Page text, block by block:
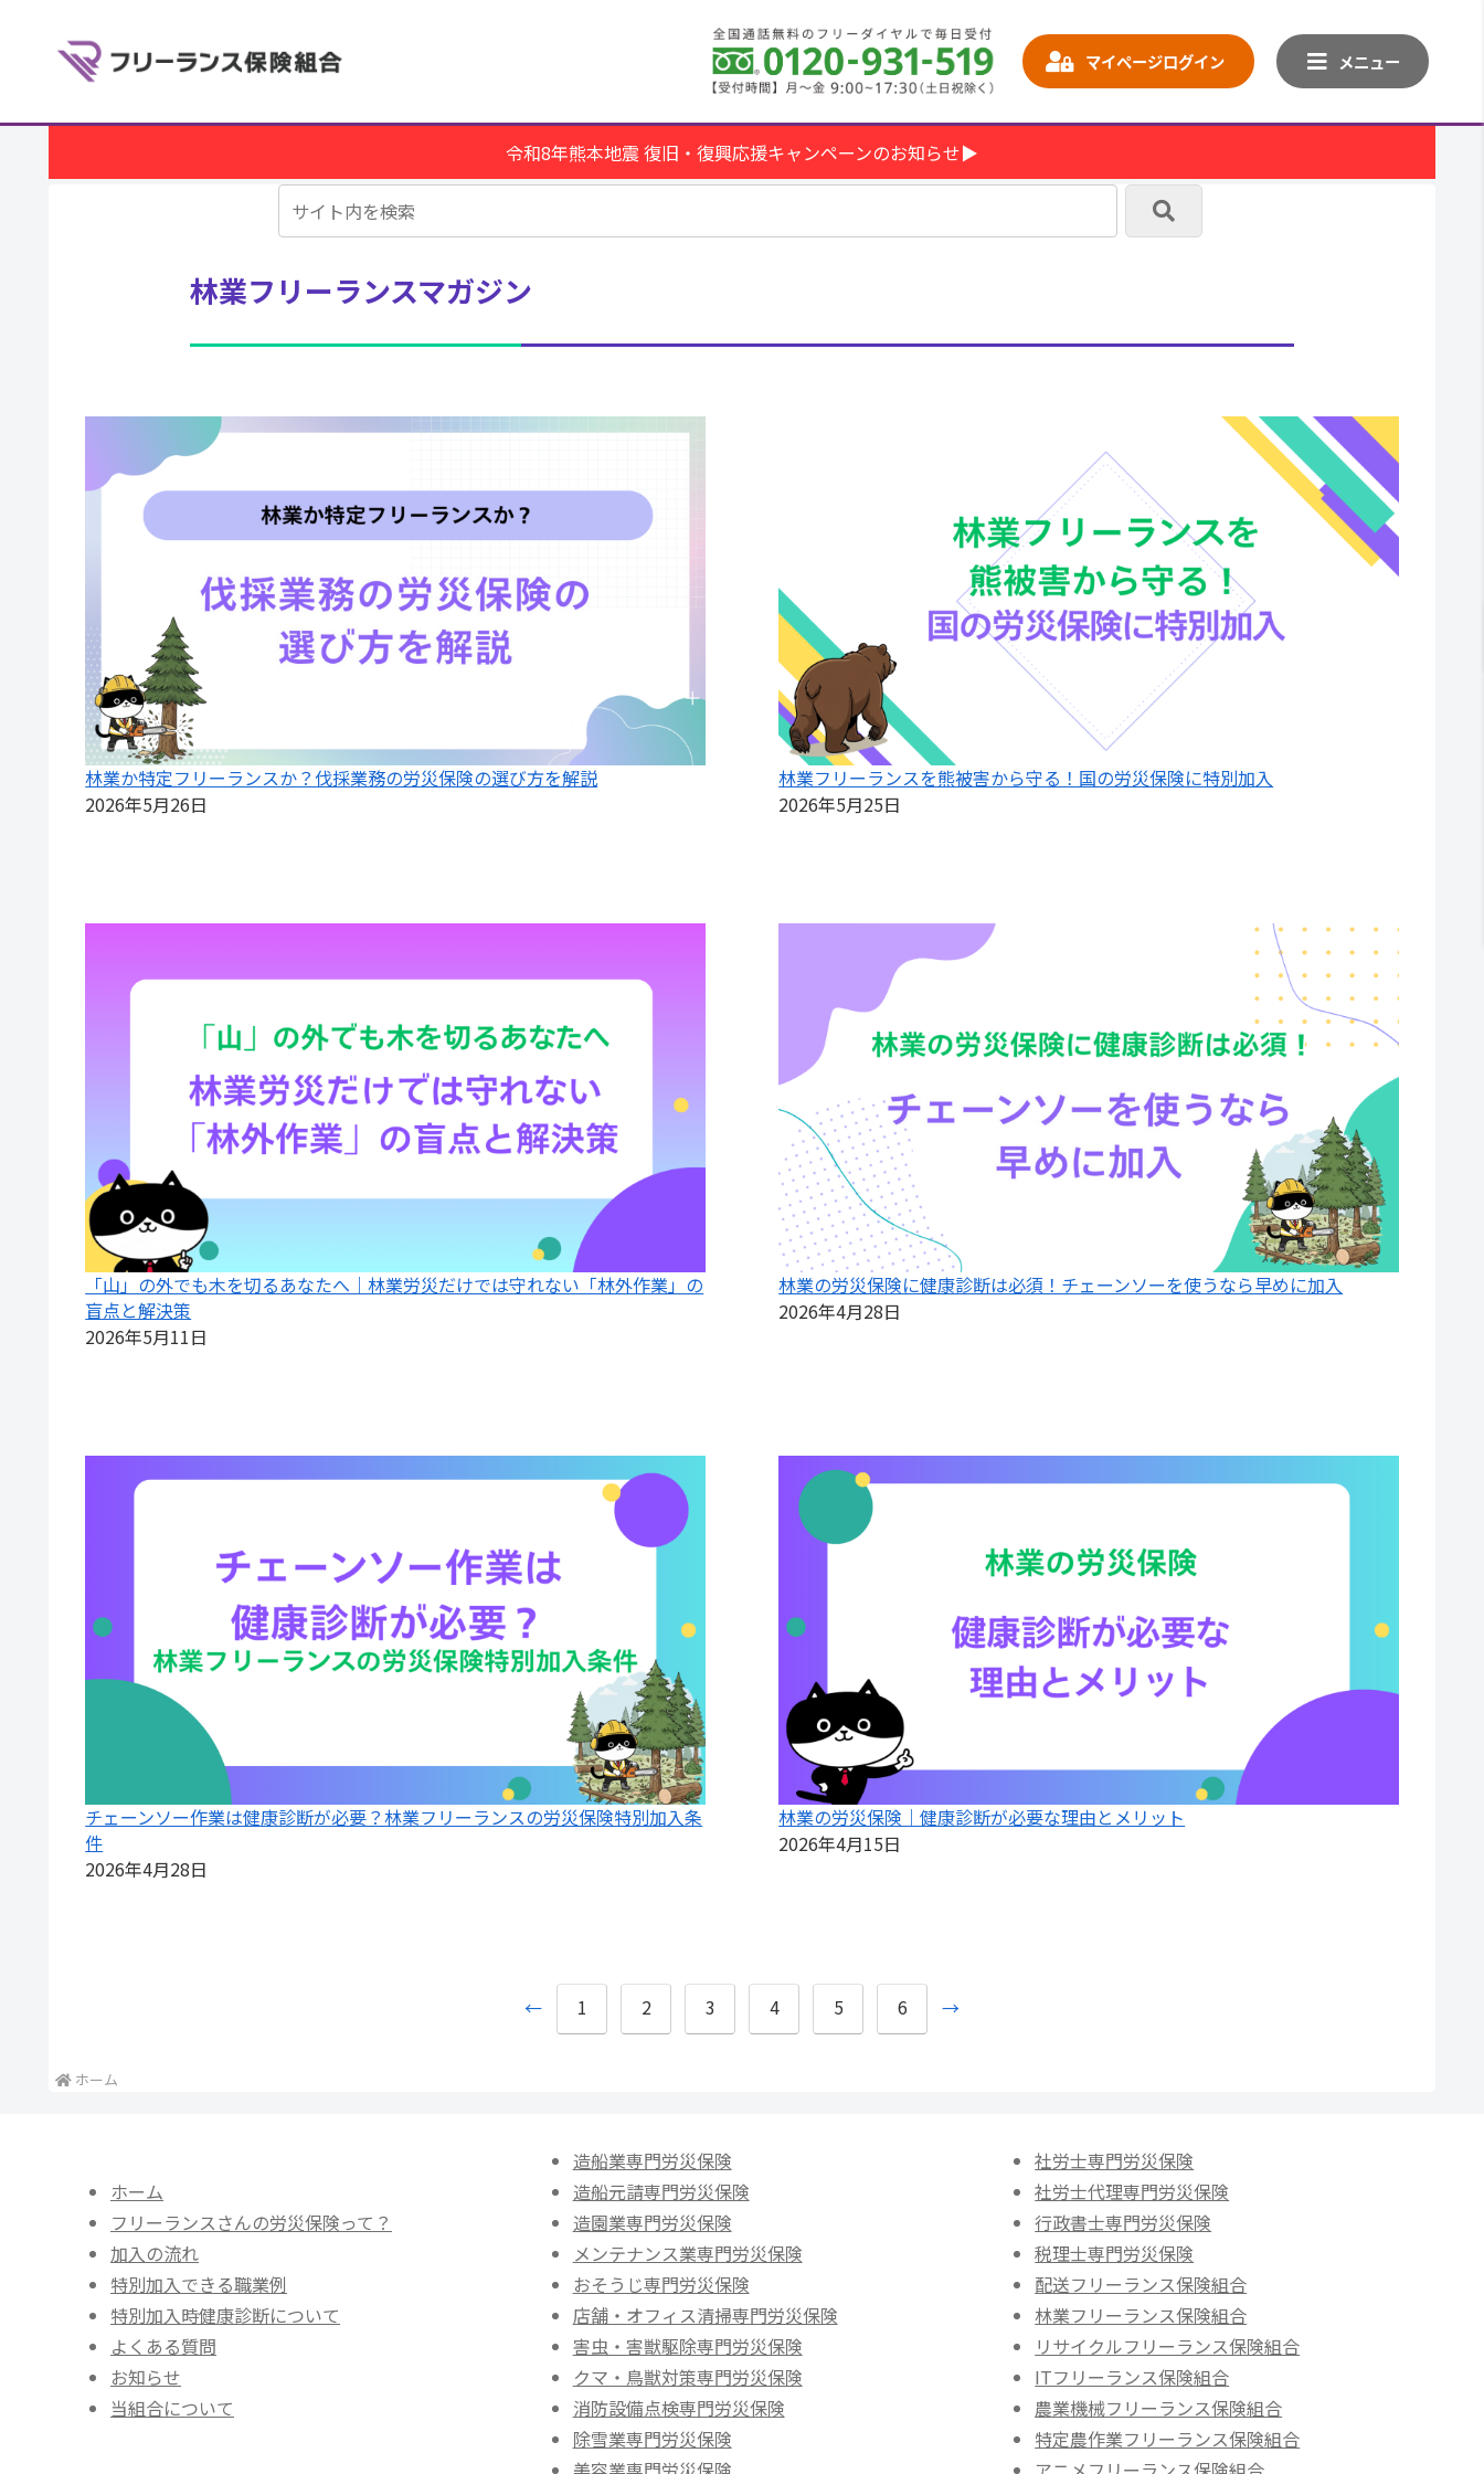
マイページログイン メニュー
令和8年熊本地震 復旧・復興応援キャンペーンのお知らせ▶
林業フリーランスマガジン
林業か特定フリーランスか？伐採業務の労災保険の選び方を解説
2026年5月26日
林業フリーランスを熊被害から守る！国の労災保険に特別加入
2026年5月25日
「山」の外でも木を切るあなたへ｜林業労災だけでは守れない「林外作業」の
盲点と解決策
2026年5月11日
林業の労災保険に健康診断は必須！チェーンソーを使うなら早めに加入
2026年4月28日
チェーンソー作業は健康診断が必要？林業フリーランスの労災保険特別加入条
件
2026年4月28日
林業の労災保険｜健康診断が必要な理由とメリット
2026年4月15日
← 1 2 3 4 5 6 →
ホーム
ホーム
フリーランスさんの労災保険って？
加入の流れ
特別加入できる職業例
特別加入時健康診断について
よくある質問
お知らせ
当組合について
造船業専門労災保険
造船元請専門労災保険
造園業専門労災保険
メンテナンス業専門労災保険
おそうじ専門労災保険
店舗・オフィス清掃専門労災保険
害虫・害獣駆除専門労災保険
クマ・鳥獣対策専門労災保険
消防設備点検専門労災保険
除雪業専門労災保険
社労士専門労災保険
社労士代理専門労災保険
行政書士専門労災保険
税理士専門労災保険
配送フリーランス保険組合
林業フリーランス保険組合
リサイクルフリーランス保険組合
ITフリーランス保険組合
農業機械フリーランス保険組合
特定農作業フリーランス保険組合